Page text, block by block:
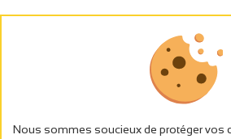
Nous sommes soucieux de protéger vos